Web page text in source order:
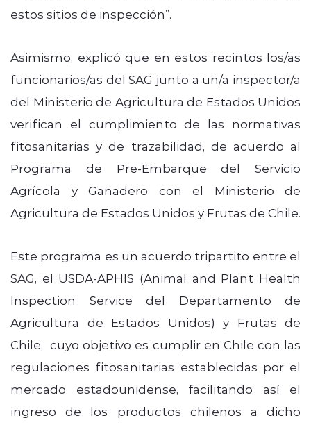
estos sitios de inspección”.
Asimismo, explicó que en estos recintos los/as
funcionarios/as del SAG junto a un/a inspector/a
del Ministerio de Agricultura de Estados Unidos
verifican el cumplimiento de las normativas
fitosanitarias y de trazabilidad, de acuerdo al
Programa de Pre-Embarque del Servicio
Agrícola y Ganadero con el Ministerio de
Agricultura de Estados Unidos y Frutas de Chile.
Este programa es un acuerdo tripartito entre el
SAG, el USDA-APHIS (Animal and Plant Health
Inspection Service del Departamento de
Agricultura de Estados Unidos) y Frutas de
Chile, cuyo objetivo es cumplir en Chile con las
regulaciones fitosanitarias establecidas por el
mercado estadounidense, facilitando así el
ingreso de los productos chilenos a dicho